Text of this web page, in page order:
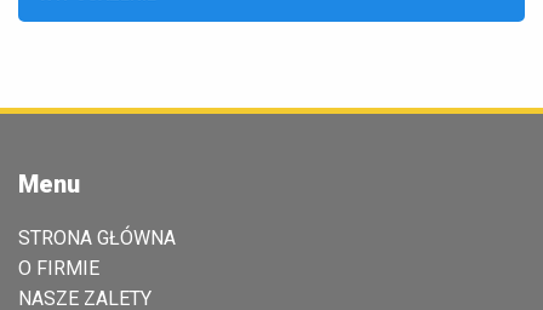
Menu
STRONA GŁÓWNA
O FIRMIE
NASZE ZALETY